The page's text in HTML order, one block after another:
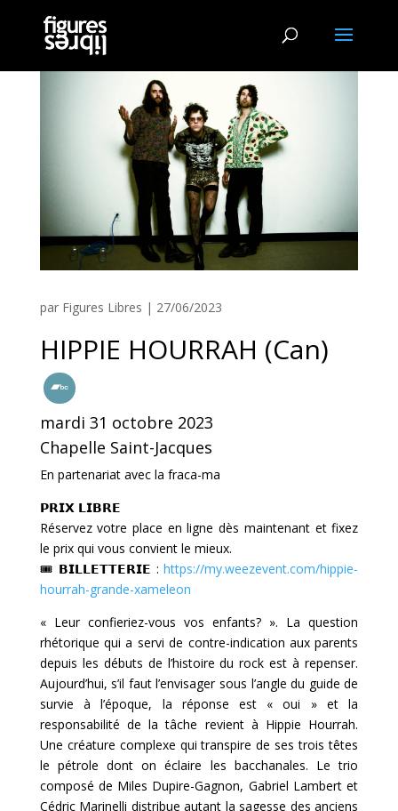
par Figures Libres | 27/06/2023
HIPPIE HOURRAH (Can)
mardi 31 octobre 2023
Chapelle Saint-Jacques
En partenariat avec la fraca-ma
𝗣𝗥𝗜𝗫 𝗟𝗜𝗕𝗥𝗘
Réservez votre place en ligne dès maintenant et fixez
le prix qui vous convient le mieux.
🎟 𝗕𝗜𝗟𝗟𝗘𝗧𝗧𝗘𝗥𝗜𝗘 :https://my.weezevent.com/hippie-
hourrah-grande-xameleon
« Leur confieriez-vous vos enfants? ». La question
rhétorique qui a servi de contre-indication aux parents
depuis les débuts de l’histoire du rock est à repenser.
Aujourd’hui, s’il faut l’envisager sous l’angle du guide de
survie à l’époque, la réponse est « oui » et la
responsabilité de la tâche revient à Hippie Hourrah.
Une créature complexe qui transpire de ses trois têtes
le pétrole dont on éclaire les bacchanales. Le trio
composé de Miles Dupire-Gagnon, Gabriel Lambert et
Cédric Marinelli distribue autant la sagesse des anciens